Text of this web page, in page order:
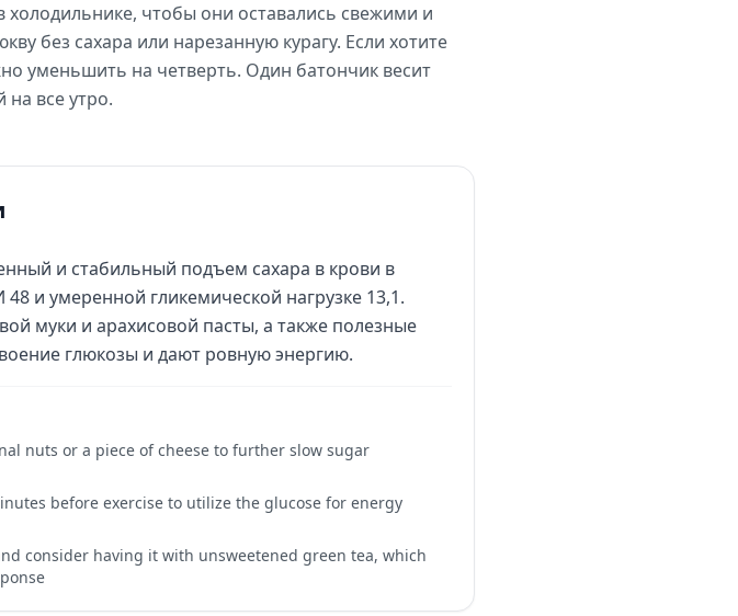
холодильнике, чтобы они оставались свежими и
без сахара или нарезанную курагу. Если хотите
уменьшить на четверть. Один батончик весит
все утро.
и стабильный подъем сахара в крови в
и умеренной гликемической нагрузке 13,1.
муки и арахисовой пасты, а также полезные
глюкозы и дают ровную энергию.
nuts or a piece of cheese to further slow sugar
before exercise to utilize the glucose for energy
consider having it with unsweetened green tea, which